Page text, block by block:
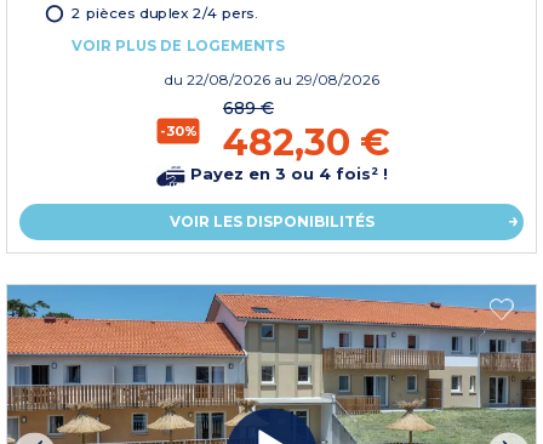
2 pièces duplex 2/4 pers.
VOIR PLUS DE LOGEMENTS
du 22/08/2026 au 29/08/2026
-30%
689 €
482,30 €
Payez en 3 ou 4 fois² !
VOIR LES DISPONIBILITÉS